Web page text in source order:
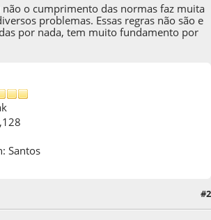
não o cumprimento das normas faz muita
problemas. Essas regras não são e
por nada, tem muito fundamento por
Santos
#2